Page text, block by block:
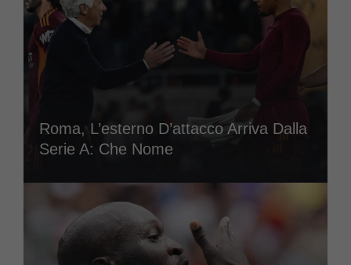
Roma, L’esterno D’attacco Arriva Dalla
Serie A: Che Nome